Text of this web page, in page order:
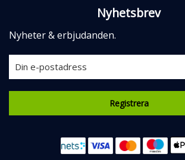
Nyhetsbrev
Nyheter & erbjudanden.
Registrera